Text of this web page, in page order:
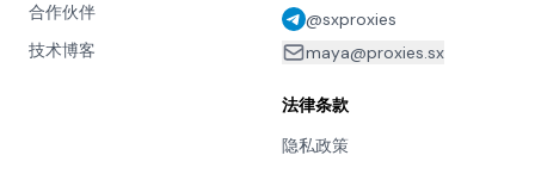
合作伙伴
技术博客
@sxproxies
maya@proxies.sx
法律条款
隐私政策